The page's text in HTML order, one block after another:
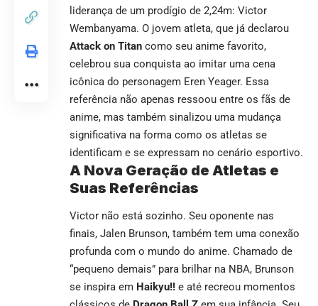
liderança de um prodígio de 2,24m: Victor
Wembanyama. O jovem atleta, que já declarou
Attack on Titan como seu anime favorito,
celebrou sua conquista ao imitar uma cena
icônica do personagem Eren Yeager. Essa
referência não apenas ressoou entre os fãs de
anime, mas também sinalizou uma mudança
significativa na forma como os atletas se
identificam e se expressam no cenário esportivo.
A Nova Geração de Atletas e
Suas Referências
Victor não está sozinho. Seu oponente nas
finais, Jalen Brunson, também tem uma conexão
profunda com o mundo do anime. Chamado de
“pequeno demais” para brilhar na NBA, Brunson
se inspira em Haikyu!! e até recreou momentos